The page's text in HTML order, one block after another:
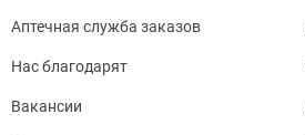
Аптечная служба заказов
Нас благодарят
Вакансии